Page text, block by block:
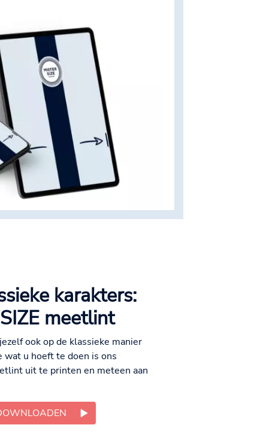
karakters:
meetlint
ook op de klassieke manier
wat u hoeft te doen is ons
uit te printen en meteen aan